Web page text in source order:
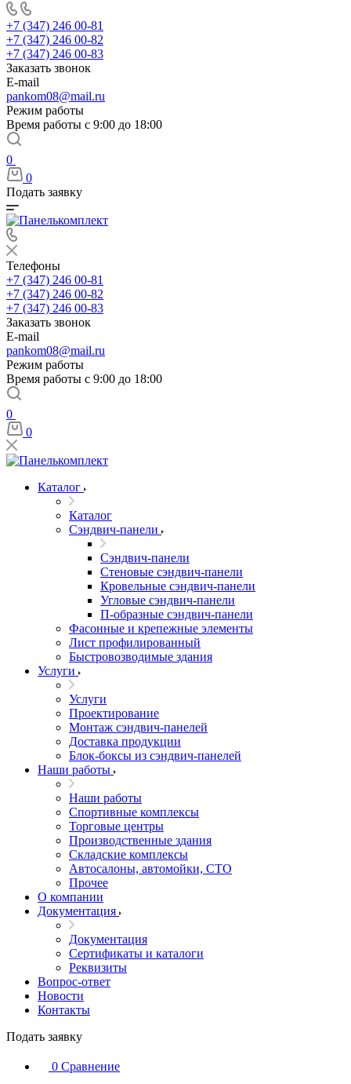
+7 (347) 246 00-81
+7 (347) 246 00-82
+7 (347) 246 00-83
Заказать звонок
E-mail
pankom08@mail.ru
Режим работы
Время работы с 9:00 до 18:00
0
0
Подать заявку
Телефоны
+7 (347) 246 00-81
+7 (347) 246 00-82
+7 (347) 246 00-83
Заказать звонок
E-mail
pankom08@mail.ru
Режим работы
Время работы с 9:00 до 18:00
0
0
Каталог
Каталог
Сэндвич-панели
Сэндвич-панели
Стеновые сэндвич-панели
Кровельные сэндвич-панели
Угловые сэндвич-панели
П-образные сэндвич-панели
Фасонные и крепежные элементы
Лист профилированный
Быстровозводимые здания
Услуги
Услуги
Проектирование
Монтаж сэндвич-панелей
Доставка продукции
Блок-боксы из сэндвич-панелей
Наши работы
Наши работы
Спортивные комплексы
Торговые центры
Производственные здания
Складские комплексы
Автосалоны, автомойки, СТО
Прочее
О компании
Документация
Документация
Сертификаты и каталоги
Реквизиты
Вопрос-ответ
Новости
Контакты
Подать заявку
0 Сравнение